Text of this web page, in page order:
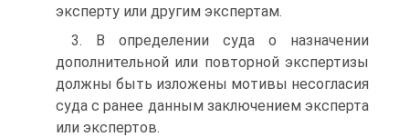
эксперту или другим экспертам.
3. В определении суда о назначении
дополнительной или повторной экспертизы
должны быть изложены мотивы несогласия
суда с ранее данным заключением эксперта
или экспертов.